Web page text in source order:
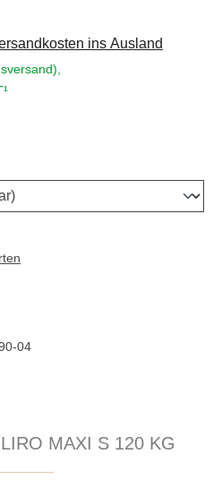
ins Ausland
auswählen
04
MAXI S 120 KG